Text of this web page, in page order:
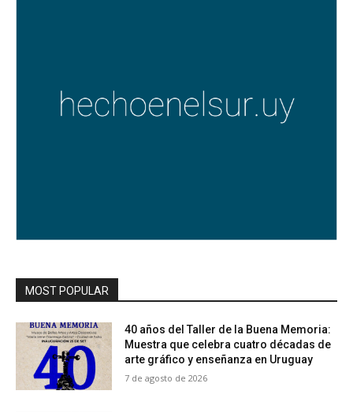
MOST POPULAR
40 años del Taller de la Buena Memoria:
Muestra que celebra cuatro décadas de
arte gráfico y enseñanza en Uruguay
7 de agosto de 2026